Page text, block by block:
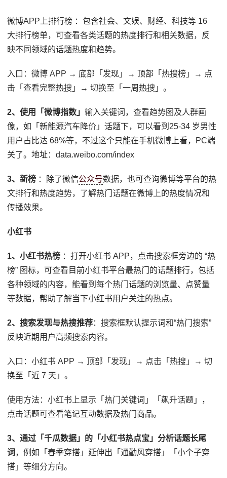
微博APP上排行榜 ：包含社会、文娱、财经、科技等 16
大排行榜单，可查看各类话题的热度排行和相关数据，反
映不同领域的话题热度和趋势。
入口：微博 APP → 底部「发现」→ 顶部「热搜榜」→ 点
击「查看完整热搜」→ 切换至「一周热搜」。
2、使用「微博指数」输入关键词，查看趋势图及人群画
像，如「新能源汽车降价」话题下，可以看到25-34 岁男性
用户占比达 68%等，不过这个只能在手机微博上看，PC端
关了。地址：data.weibo.com/index
3、新榜 ：除了微信公众号数据，也可查询微博等平台的热
文排行和热度趋势，了解热门话题在微博上的热度情况和
传播效果。
小红书
1、小红书热榜 ：打开小红书 APP，点击搜索框旁边的 “热
榜” 图标，可查看目前小红书平台最热门的话题排行，包括
各种领域的内容，能看到每个热门话题的浏览量、点赞量
等数据，帮助了解当下小红书用户关注的热点。
2、搜索发现与热搜推荐：搜索框默认提示词和“热门搜索”
反映近期用户高频搜索内容。
入口：小红书 APP → 顶部「发现」→ 点击「热搜」→ 切
换至「近 7 天」。
使用方法：小红书上显示「热门关键词」「飙升话题」，
点击话题可查看笔记互动数据及热门商品。
3、通过「千瓜数据」的「小红书热点宝」分析话题长尾
词 ，例如「春季穿搭」延伸出「通勤风穿搭」「小个子穿
搭」等细分方向。